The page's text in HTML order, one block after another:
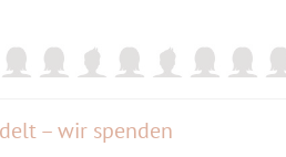
– wir spenden